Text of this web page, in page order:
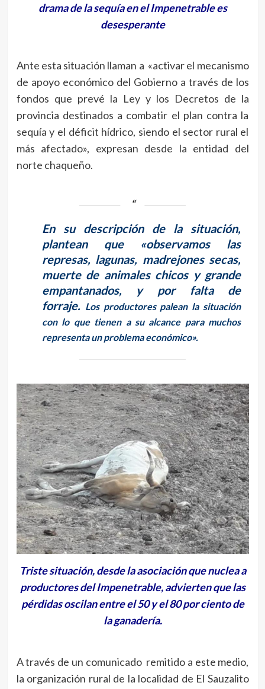
drama de la sequía en el Impenetrable es
desesperante
Ante esta situación llaman a «activar el mecanismo
de apoyo económico del Gobierno a través de los
fondos que prevé la Ley y los Decretos de la
provincia destinados a combatir el plan contra la
sequía y el déficit hídrico, siendo el sector rural el
más afectado», expresan desde la entidad del
norte chaqueño.
En su descripción de la situación,
plantean que «observamos las
represas, lagunas, madrejones secas,
muerte de animales chicos y grande
empantanados, y por falta de
forraje. Los productores palean la situación
con lo que tienen a su alcance para muchos
representa un problema económico».
Triste situación, desde la asociación que nuclea a
productores del Impenetrable, advierten que las
pérdidas oscilan entre el 50 y el 80 por ciento de
la ganadería.
A través de un comunicado remitido a este medio,
la organización rural de la localidad de El Sauzalito